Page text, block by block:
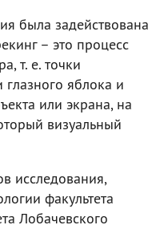
была задействована
– это процесс
т. е. точки
яблока и
или экрана, на
визуальный
исследования,
факультета
Лобачевского